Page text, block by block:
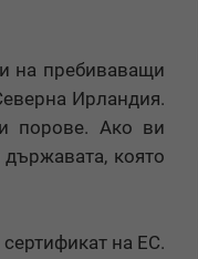
на пребиваващи
Ирландия.
порове. Ако ви
която
на ЕС.